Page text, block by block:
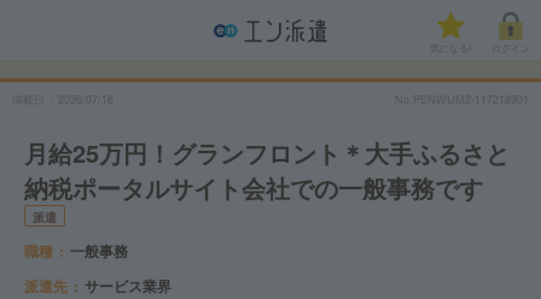
気になる!
2026/07/16 No.PSNWUM2-117218901
月給25万円！グランフロント＊大手ふるさと
納税ポータルサイト会社での一般事務です
派遣
職種
一般事務
派遣先
サービス業界